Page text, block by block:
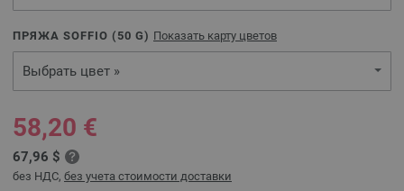
ПРЯЖА SOFFIO ( 50 G) Показать карту цветов
Выбрать цвет »
58,20 €
67,96 $
без НДС, без учета стоимости доставки